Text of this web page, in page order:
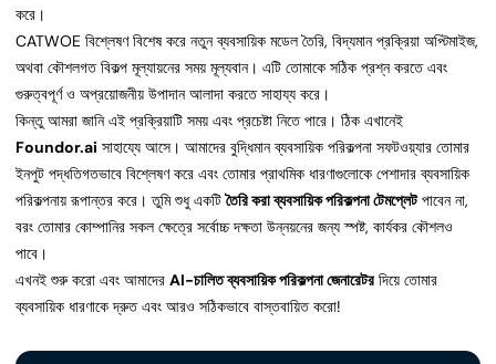
করে।
CATWOE বিশ্লেষণ বিশেষ করে নতুন ব্যবসায়িক মডেল তৈরি, বিদ্যমান প্রক্রিয়া অপ্টিমাইজ,
অথবা কৌশলগত বিকল্প মূল্যায়নের সময় মূল্যবান। এটি তোমাকে সঠিক প্রশ্ন করতে এবং
গুরুত্বপূর্ণ ও অপ্রয়োজনীয় উপাদান আলাদা করতে সাহায্য করে।
কিন্তু আমরা জানি এই প্রক্রিয়াটি সময় এবং প্রচেষ্টা নিতে পারে। ঠিক এখানেই
Foundor.ai সাহায্যে আসে। আমাদের বুদ্ধিমান ব্যবসায়িক পরিকল্পনা সফটওয়্যার তোমার
ইনপুট পদ্ধতিগতভাবে বিশ্লেষণ করে এবং তোমার প্রাথমিক ধারণাগুলোকে পেশাদার ব্যবসায়িক
পরিকল্পনায় রূপান্তর করে। তুমি শুধু একটিতৈরি করা ব্যবসায়িক পরিকল্পনা টেমপ্লেটপাবেন না,
বরং তোমার কোম্পানির সকল ক্ষেত্রে সর্বোচ্চ দক্ষতা উন্নয়নের জন্য স্পষ্ট, কার্যকর কৌশলও
পাবে।
এখনই শুরু করো এবং আমাদের AI-চালিত ব্যবসায়িক পরিকল্পনা জেনারেটরদিয়ে তোমার
ব্যবসায়িক ধারণাকে দ্রুত এবং আরও সঠিকভাবে বাস্তবায়িত করো!